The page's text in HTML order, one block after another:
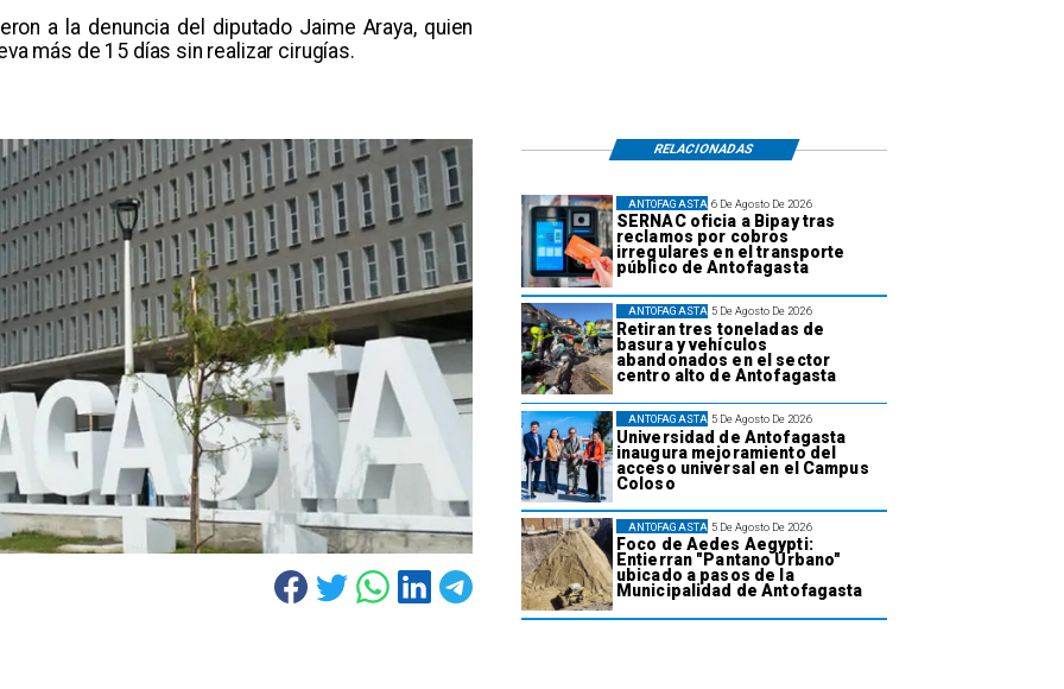
a la denuncia del diputado Jaime Araya, quien
más de 15 días sin realizar cirugías.
6 De Agosto De 2026
SERNAC oficia a Bipay tras
reclamos por cobros
irregulares en el transporte
público de Antofagasta
ANTOFAGASTA
5 De Agosto De 2026
Retiran tres toneladas de
basura y vehículos
abandonados en el sector
centro alto de Antofagasta
ANTOFAGASTA
5 De Agosto De 2026
Universidad de Antofagasta
inaugura mejoramiento del
acceso universal en el Campus
Coloso
ANTOFAGASTA
5 De Agosto De 2026
Foco de Aedes Aegypti:
Entierran "Pantano Urbano"
ubicado a pasos de la
Municipalidad de Antofagasta
ANTOFAGASTA
RELACIONADAS